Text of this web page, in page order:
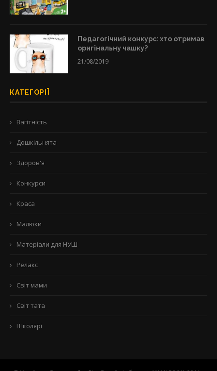
Педагогічний конкурс: хто отримав
оригінальну чашку?
21/08/2019
КАТЕГОРІЇ
Вагітність
Дошкільнята
Здоров'я
Конкурси
Краса
Малюки
Матеріали для НУШ
Релакс
Світ мами
Світ тата
Школярі